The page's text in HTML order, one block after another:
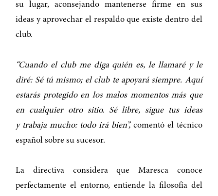
su lugar, aconsejando mantenerse firme en sus
ideas y aprovechar el respaldo que existe dentro del
club.
“Cuando el club me diga quién es, le llamaré y le
diré: Sé tú mismo; el club te apoyará siempre. Aquí
estarás protegido en los malos momentos más que
en cualquier otro sitio. Sé libre, sigue tus ideas
y trabaja mucho: todo irá bien’’, comentó el técnico
español sobre su sucesor.
La directiva considera que Maresca conoce
perfectamente el entorno, entiende la filosofía del